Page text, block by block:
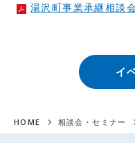
湯沢町事業承継相談
イ
HOME 相談会・セミナー